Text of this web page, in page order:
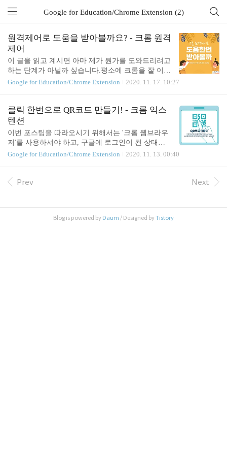
Google for Education/Chrome Extension (2)
원격제어로 도움을 받아볼까요? - 크롬 원격
제어
이 글을 읽고 계시면 아마 제가 뭔가를 도와드리려고
하는 단계가 아닐까 싶습니다.평소에 크롬을 잘 이용
하셨던 분이라면 이 방법을 추천드립니다. 1. 크롬 원
다.) 로그인 - Google 계정하나의 계정으로 모든 Goog
le 서비스를 Google 계정으로 로그인accounts.google.c
om * 꼭! 크롬으로 들어가셔야 해요! 왜냐하면.. 크롬
확장 프로그램이니까요! 1) 위에 제공된 링크에 들어
간 후 '지원받기'에서 초록색 아래 화살표를 클릭해
원격제어 확장 프로그램을 설치합니다. 2) 크롬 브라
합니다. 3) '코드 생성' 버튼을 눌러 16자리 코드..
Google for Education/Chrome Extension 2020. 11. 17. 10:27
클릭 한번으로 QR코드 만들기! - 크롬 익스
텐션
이번 포스팅을 따라오시기 위해서는 '크롬 웹브라우
저'를 사용하셔야 하고, 구글에 로그인이 된 상태여
야합니다. 문제 1. 우리 학교에 4차 산업혁명을 가져
해 교육현장의 디지털 트랜스포메이션이 말도 안되
공유한다는 점도 있습니다. 링크를 공유하는 여러 세
Google for Education/Chrome Extension 2020. 11. 13. 00:40
Prev Next
Blog is powered by Daum / Designed byTistory